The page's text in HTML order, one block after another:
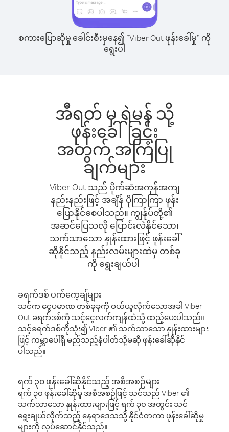
စကားပြောဆိုမှု ခေါင်းစီးမှနေ၍ “Viber Out ဖုန်းခေါ်မှု” ကို
ရွေးပါ
အီရတ် မှ ရဲမန် သို့
ဖုန်းခေါ်ခြင်း
အတွက် အကြံပြု
ချက်များ
Viber Out သည် ပိုက်ဆံအကုန်အကျ
နည်းနည်းဖြင့် အချိန် ပိုကြာကြာ ဖုန်း
ပြောနိုင်စေပါသည်။ ကျွန်ုပ်တို့၏
အဆင်ပြေသလို ပြောင်းလဲနိုင်သော၊
သက်သာသော နှုန်းထားဖြင့် ဖုန်းခေါ်
ဆိုနိုင်သည့် နည်းလမ်းများထဲမှ တစ်ခု
ကို ရွေးချယ်ပါ-
ခရက်ဒစ် ပက်ကေ့ချ်များ
သင်က ငွေပမာဏ တစ်ခုခုကို ဝယ်ယူလိုက်သောအခါ Viber
Out ခရက်ဒစ်ကို သင့်ငွေလက်ကျန်ထဲသို့ ထည့်ပေးပါသည်။
သင့်ခရက်ဒစ်ကိုသုံး၍ Viber ၏ သက်သာသော နှုန်းထားများ
ဖြင့် ကမ္ဘာပေါ်ရှိ မည်သည့်နံပါတ်သို့မဆို ဖုန်းခေါ်ဆိုနိုင်
ပါသည်။
ရက် ၃၀ ဖုန်းခေါ်ဆိုနိုင်သည့် အစီအစဉ်များ
ရက် ၃၀ ဖုန်းခေါ်ဆိုမှု အစီအစဉ်ဖြင့် သင်သည် Viber ၏
သက်သာသော နှုန်းထားများဖြင့် ရက် ၃၀ အတွင်း သင်
ရွေးချယ်လိုက်သည့် နေရာဒေသသို့ နိုင်ငံတကာ ဖုန်းခေါ်ဆိုမှု
များကို လုပ်ဆောင်နိုင်သည်။